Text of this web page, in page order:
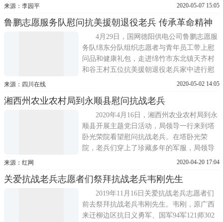
5月因担任其他社会组织会长而辞职，由理事
书长许锐武。岳阳市辛亥革命研究会党支部
于2017年7月成立，现任书记项忠，副书记黄
建新岳阳市辛
来源：李园平 2020-05-07 15:05
鲁鹏志愿服务队慰问抗美援朝退役老兵 传承革命精神
4月29日，国网德阳供电公司鲁鹏志愿服
务队绵东分队组织志愿者与青年员工带上慰
问品和健康礼包，走进绵竹市东北镇天齐村
和谷王村五位抗美援朝退役老兵家中进行慰
问，给他们送去了问候和关怀。为传承五四
化，在五一国际劳动节和五四青年节即将到
来之际，国网德阳供电公司鲁鹏志愿服务队
绵东分队积极开展以慰
来源：四川在线 2020-05-02 14:05
湘西州农业农村局到永顺县慰问抗战老兵
2020年4月16日，湘西州农业农村局到永
顺县开展主题党日活动，局领导一行来到塔
卧光荣院看望慰问抗战老兵。在塔卧光荣
院，老兵们穿上了珍藏多年的军服，局领导
同抗战老兵们一一握手，拉家常，了解他们
献表示感谢，向他们致敬。并送去慰问金
2400元，祝愿他们身体健康、安享晚年。据
了解，塔卧光荣院内共
来源：红网 2020-04-20 17:04
关爱抗战老兵志愿者们祭拜抗战老兵韦刚先生
2019年11月16日关爱抗战老兵志愿者们
前去祭拜抗战老兵韦刚先生。韦刚，原广西
来迁柳边区抗日义勇军、国军94军121师302